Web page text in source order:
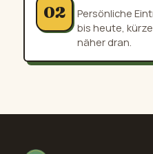
02
Persönliche
bis heute,
näher dran.